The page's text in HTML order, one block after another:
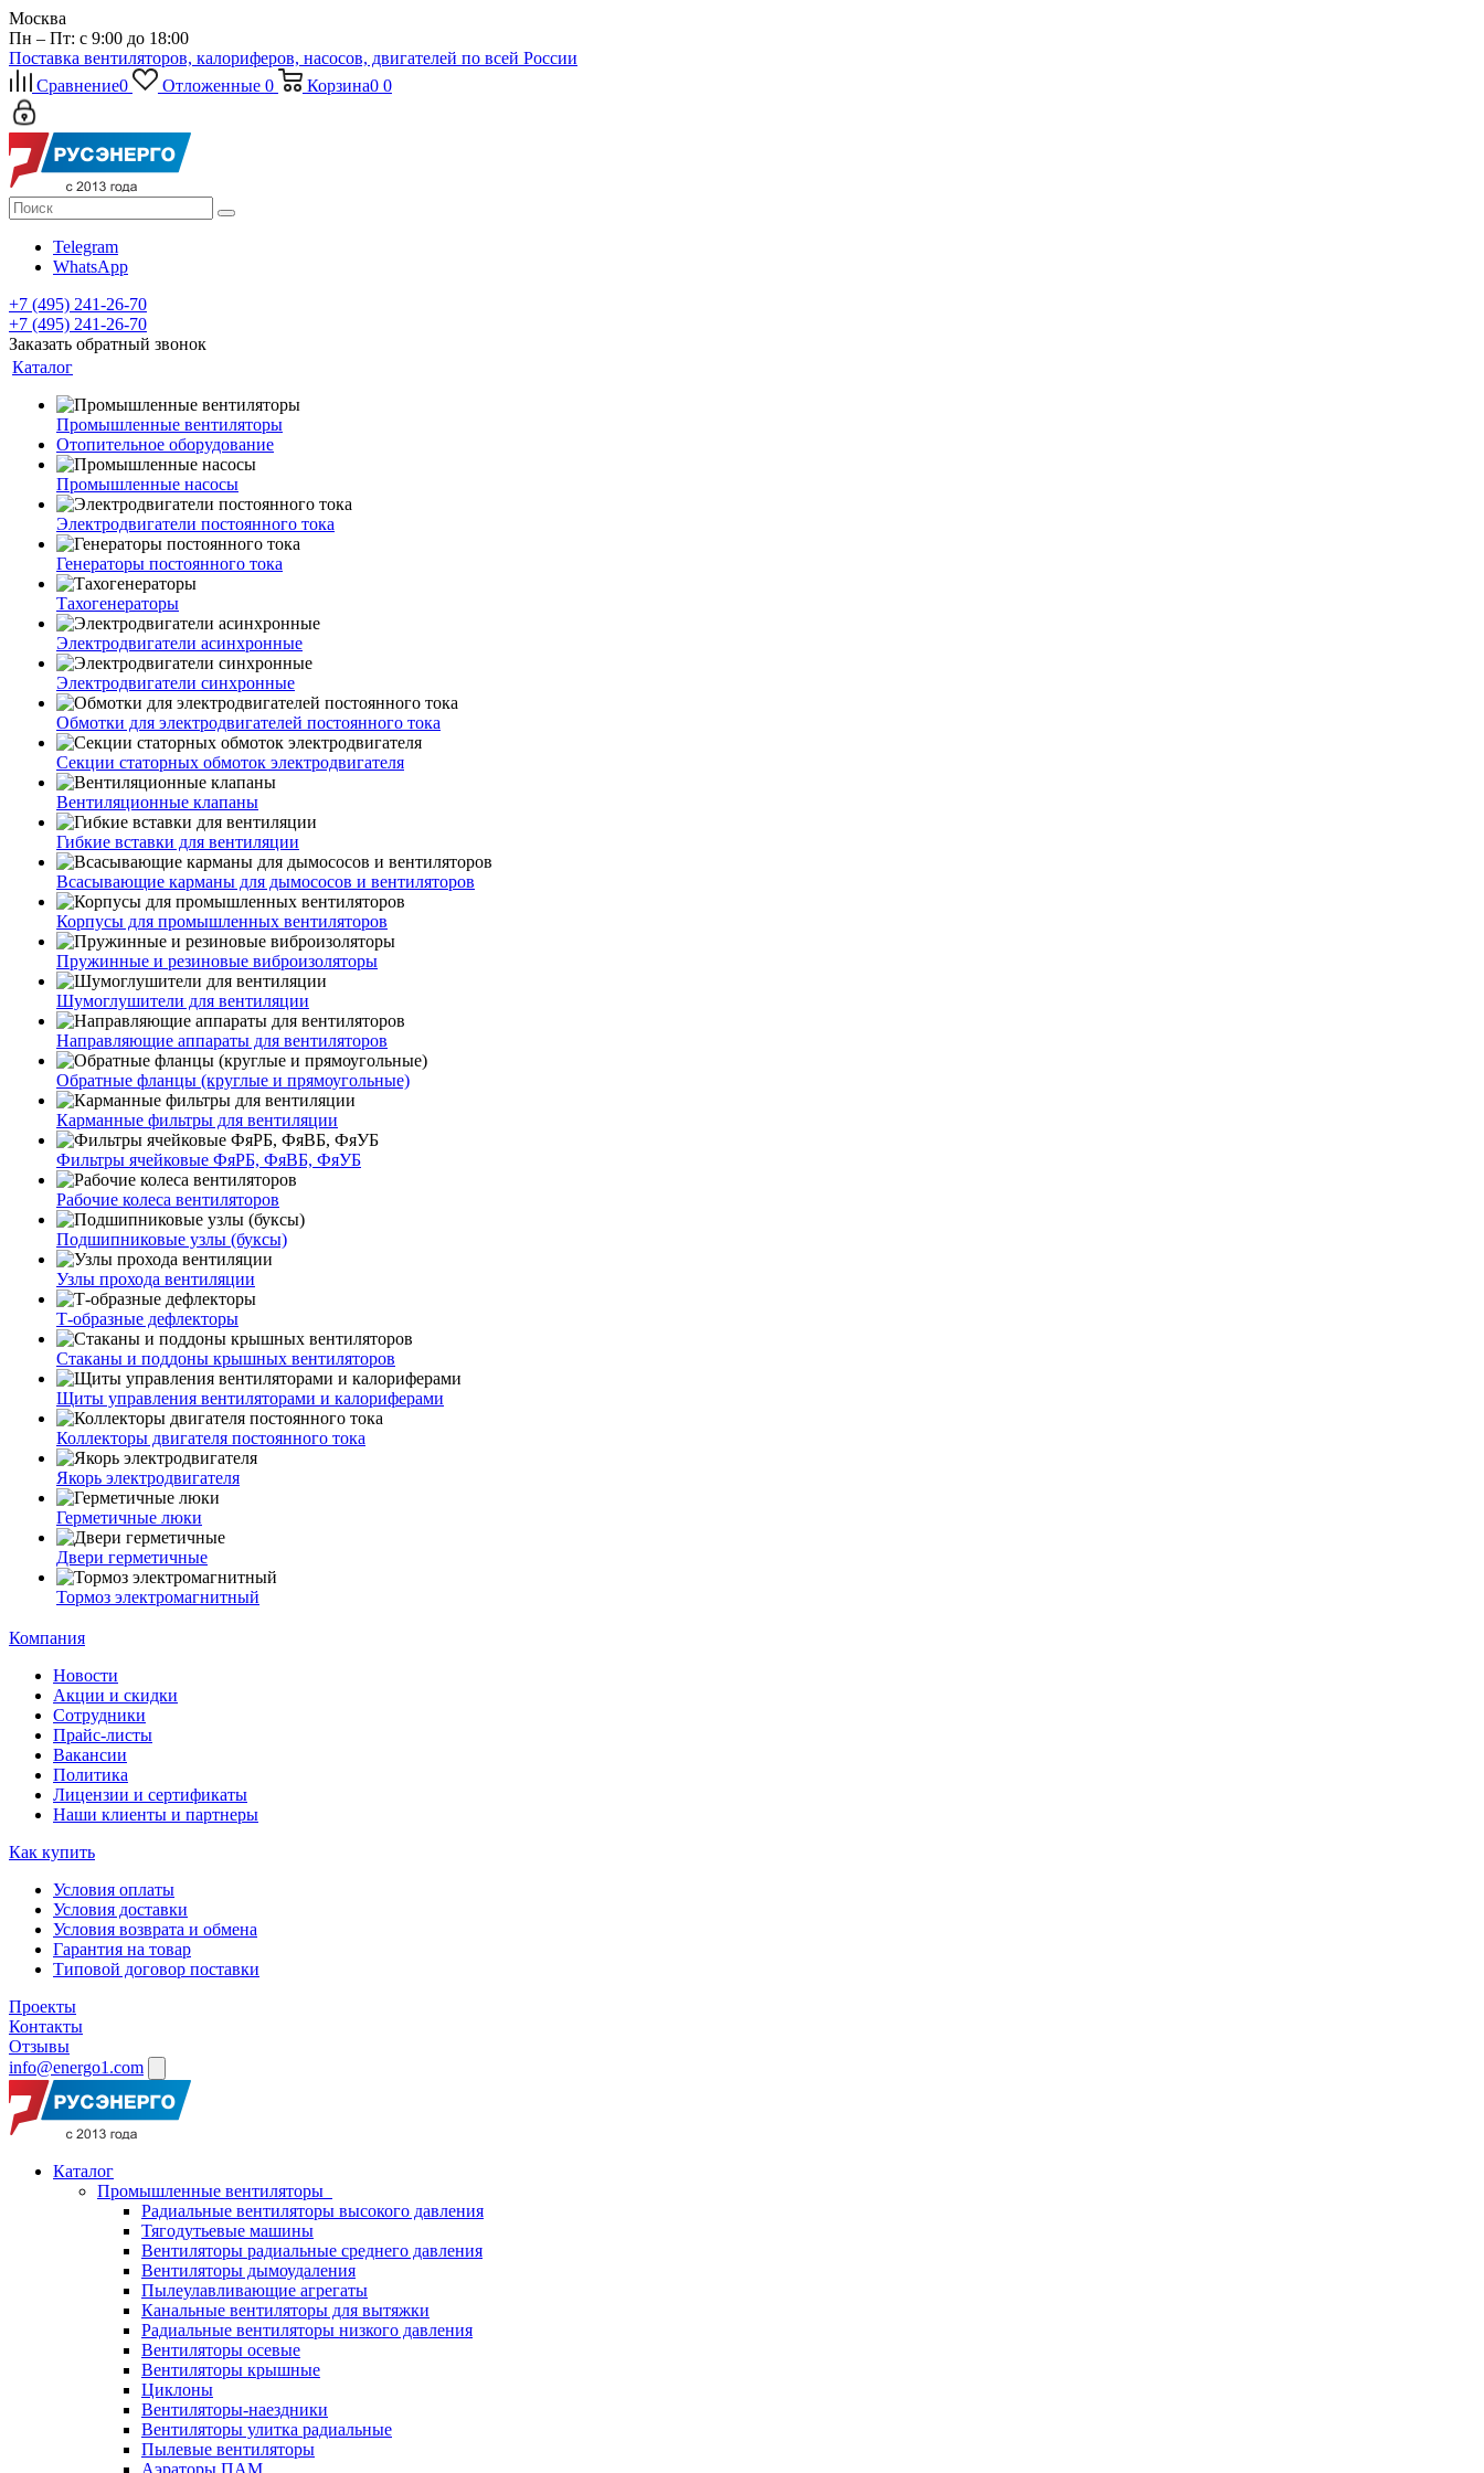
Москва
Пн – Пт: с 9:00 до 18:00
Поставка вентиляторов, калориферов, насосов, двигателей по всей России
Сравнение0 Отложенные 0 Корзина0 0
Telegram
WhatsApp
+7 (495) 241-26-70
+7 (495) 241-26-70
Заказать обратный звонок
Каталог
Промышленные вентиляторы
Отопительное оборудование
Промышленные насосы
Электродвигатели постоянного тока
Генераторы постоянного тока
Тахогенераторы
Электродвигатели асинхронные
Электродвигатели синхронные
Обмотки для электродвигателей постоянного тока
Секции статорных обмоток электродвигателя
Вентиляционные клапаны
Гибкие вставки для вентиляции
Всасывающие карманы для дымососов и вентиляторов
Корпусы для промышленных вентиляторов
Пружинные и резиновые виброизоляторы
Шумоглушители для вентиляции
Направляющие аппараты для вентиляторов
Обратные фланцы (круглые и прямоугольные)
Карманные фильтры для вентиляции
Фильтры ячейковые ФяРБ, ФяВБ, ФяУБ
Рабочие колеса вентиляторов
Подшипниковые узлы (буксы)
Узлы прохода вентиляции
Т-образные дефлекторы
Стаканы и поддоны крышных вентиляторов
Щиты управления вентиляторами и калориферами
Коллекторы двигателя постоянного тока
Якорь электродвигателя
Герметичные люки
Двери герметичные
Тормоз электромагнитный
Компания
Новости
Акции и скидки
Сотрудники
Прайс-листы
Вакансии
Политика
Лицензии и сертификаты
Наши клиенты и партнеры
Как купить
Условия оплаты
Условия доставки
Условия возврата и обмена
Гарантия на товар
Типовой договор поставки
Проекты
Контакты
Отзывы
info@energo1.com
Каталог
Промышленные вентиляторы
Радиальные вентиляторы высокого давления
Тягодутьевые машины
Вентиляторы радиальные среднего давления
Вентиляторы дымоудаления
Пылеулавливающие агрегаты
Канальные вентиляторы для вытяжки
Радиальные вентиляторы низкого давления
Вентиляторы осевые
Вентиляторы крышные
Циклоны
Вентиляторы-наездники
Вентиляторы улитка радиальные
Пылевые вентиляторы
Аэраторы ПАМ